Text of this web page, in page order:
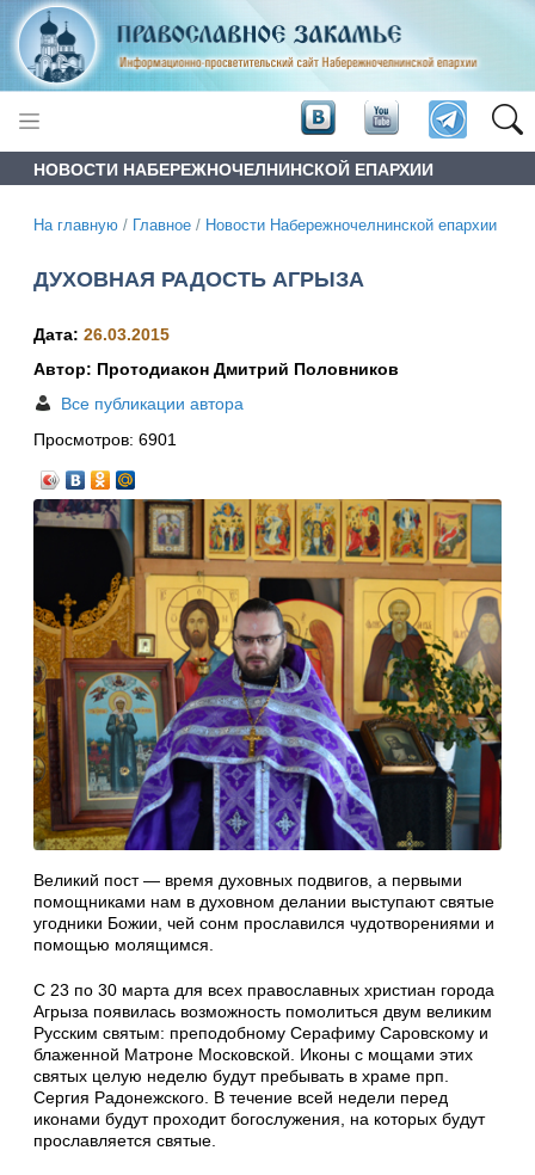
НОВОСТИ НАБЕРЕЖНОЧЕЛНИНСКОЙ ЕПАРХИИ
На главную / Главное / Новости Набережночелнинской епархии
ДУХОВНАЯ РАДОСТЬ АГРЫЗА
Дата: 26.03.2015
Автор: Протодиакон Дмитрий Половников
Все публикации автора
Просмотров: 6901
Великий пост — время духовных подвигов, а первыми
помощниками нам в духовном делании выступают святые
угодники Божии, чей сонм прославился чудотворениями и
помощью молящимся.
С 23 по 30 марта для всех православных христиан города
Агрыза появилась возможность помолиться двум великим
Русским святым: преподобному Серафиму Саровскому и
блаженной Матроне Московской. Иконы с мощами этих
святых целую неделю будут пребывать в храме прп.
Сергия Радонежского. В течение всей недели перед
иконами будут проходит богослужения, на которых будут
прославляется святые.